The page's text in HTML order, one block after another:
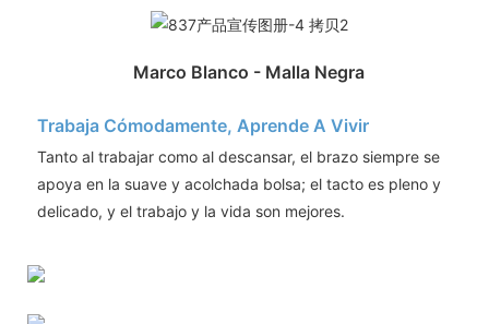
Marco Blanco - Malla Negra
Trabaja Cómodamente, Aprende A Vivir
Tanto al trabajar como al descansar, el brazo siempre se
apoya en la suave y acolchada bolsa; el tacto es pleno y
delicado, y el trabajo y la vida son mejores.